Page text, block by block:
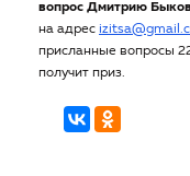
вопрос Дмитрию
на адрес
присланные вопросы
получит приз.